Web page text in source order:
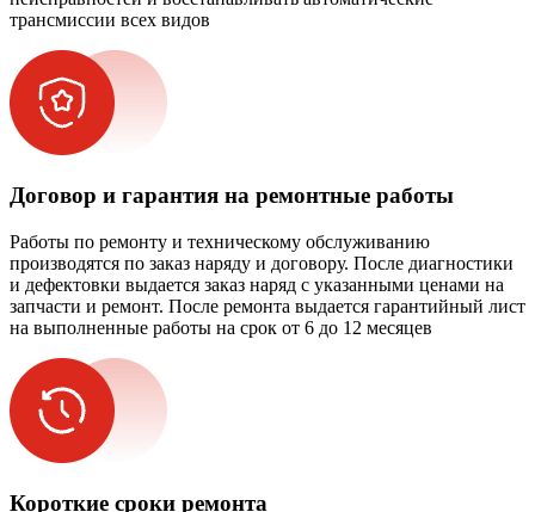
трансмиссии всех видов
Договор и гарантия на ремонтные работы
Работы по ремонту и техническому обслуживанию
производятся по заказ наряду и договору. После диагностики
и дефектовки выдается заказ наряд с указанными ценами на
запчасти и ремонт. После ремонта выдается гарантийный лист
на выполненные работы на срок от 6 до 12 месяцев
Короткие сроки ремонта